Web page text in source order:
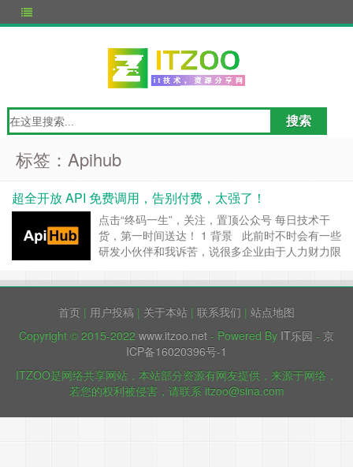
标签：Apihub
超全开放 API 免费调用，告别付费，太强了！
点击“终码一生”，关注，置顶公众号 每日技术干
货，第一时间送达！ 1 背景 此前时不时会有一些
研发小伙伴和我诉苦，说很多企业由于人力财力限
API，这样一来： 一则由于开放项目不是量身定
间。 二则这种合作方式下 API提供者通常只会提
供调用……继续阅读 »
首页 | 用户投稿 | 关于本站 | 联系我们 | 站点地图
Copyright © 2015-2022 www.itzoo.net - Powered By IT乐园 - 京
ICP备16020396号-1
ITZOO是网络共享网站，本站部分资源有网友提供，来源于网络，
若您的权利被侵害，请联系 itzoo@sina.com